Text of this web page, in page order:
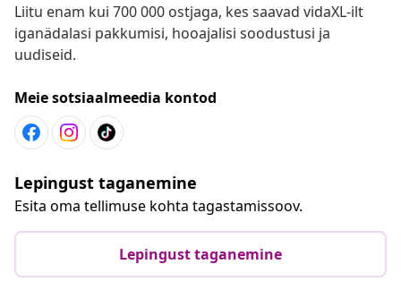
Liitu enam kui 700 000 ostjaga, kes saavad vidaXL-ilt
iganädalasi pakkumisi, hooajalisi soodustusi ja
uudiseid.
Meie sotsiaalmeedia kontod
Lepingust taganemine
Esita oma tellimuse kohta tagastamissoov.
Lepingust taganemine